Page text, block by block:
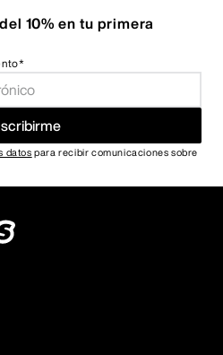
10% en tu primera
datos para recibir comunicaciones sobre